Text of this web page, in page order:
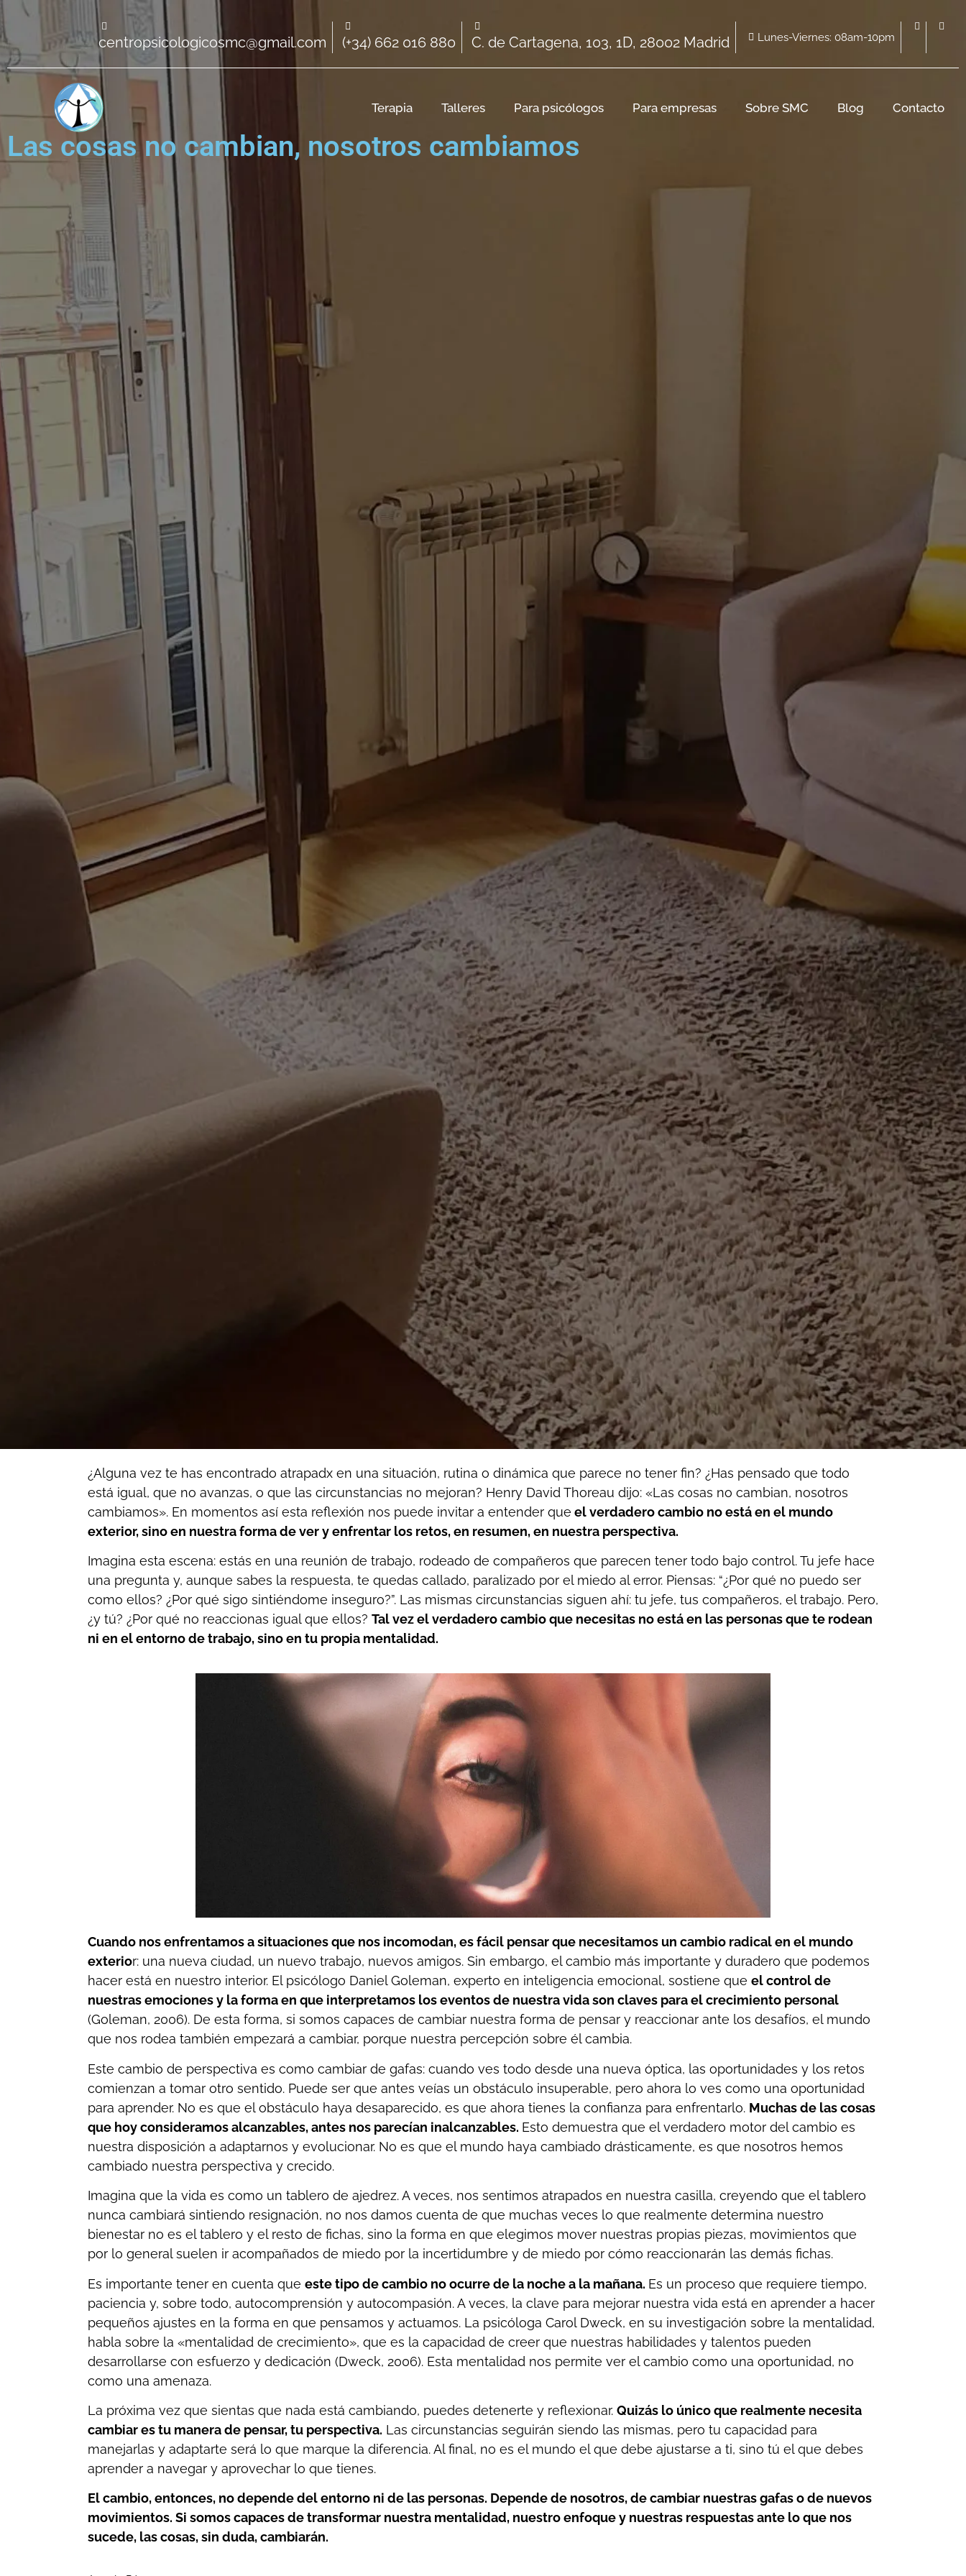
centropsicologicosmc@gmail.com (+34) 662 016 880 C. de Cartagena, 103, 1D, 28002 Madrid Lunes-Viernes: 08am-10pm
Terapia Talleres Para psicólogos Para empresas Sobre SMC Blog Contacto
Las cosas no cambian, nosotros cambiamos
¿Alguna vez te has encontrado atrapadx en una situación, rutina o dinámica que parece no tener fin? ¿Has pensado que todo
está igual, que no avanzas, o que las circunstancias no mejoran? Henry David Thoreau dijo: «Las cosas no cambian, nosotros
cambiamos». En momentos así esta reflexión nos puede invitar a entender que el verdadero cambio no está en el mundo
exterior, sino en nuestra forma de ver y enfrentar los retos, en resumen, en nuestra perspectiva.
Imagina esta escena: estás en una reunión de trabajo, rodeado de compañeros que parecen tener todo bajo control. Tu jefe hace
una pregunta y, aunque sabes la respuesta, te quedas callado, paralizado por el miedo al error. Piensas: “¿Por qué no puedo ser
como ellos? ¿Por qué sigo sintiéndome inseguro?”. Las mismas circunstancias siguen ahí: tu jefe, tus compañeros, el trabajo. Pero,
¿y tú? ¿Por qué no reaccionas igual que ellos? Tal vez el verdadero cambio que necesitas no está en las personas que te rodean
ni en el entorno de trabajo, sino en tu propia mentalidad.
Cuando nos enfrentamos a situaciones que nos incomodan, es fácil pensar que necesitamos un cambio radical en el mundo
exterior: una nueva ciudad, un nuevo trabajo, nuevos amigos. Sin embargo, el cambio más importante y duradero que podemos
hacer está en nuestro interior. El psicólogo Daniel Goleman, experto en inteligencia emocional, sostiene que el control de
nuestras emociones y la forma en que interpretamos los eventos de nuestra vida son claves para el crecimiento personal
(Goleman, 2006). De esta forma, si somos capaces de cambiar nuestra forma de pensar y reaccionar ante los desafíos, el mundo
que nos rodea también empezará a cambiar, porque nuestra percepción sobre él cambia.
Este cambio de perspectiva es como cambiar de gafas: cuando ves todo desde una nueva óptica, las oportunidades y los retos
comienzan a tomar otro sentido. Puede ser que antes veías un obstáculo insuperable, pero ahora lo ves como una oportunidad
para aprender. No es que el obstáculo haya desaparecido, es que ahora tienes la confianza para enfrentarlo. Muchas de las cosas
que hoy consideramos alcanzables, antes nos parecían inalcanzables. Esto demuestra que el verdadero motor del cambio es
nuestra disposición a adaptarnos y evolucionar. No es que el mundo haya cambiado drásticamente, es que nosotros hemos
cambiado nuestra perspectiva y crecido.
Imagina que la vida es como un tablero de ajedrez. A veces, nos sentimos atrapados en nuestra casilla, creyendo que el tablero
nunca cambiará sintiendo resignación, no nos damos cuenta de que muchas veces lo que realmente determina nuestro
bienestar no es el tablero y el resto de fichas, sino la forma en que elegimos mover nuestras propias piezas, movimientos que
por lo general suelen ir acompañados de miedo por la incertidumbre y de miedo por cómo reaccionarán las demás fichas.
Es importante tener en cuenta que este tipo de cambio no ocurre de la noche a la mañana. Es un proceso que requiere tiempo,
paciencia y, sobre todo, autocomprensión y autocompasión. A veces, la clave para mejorar nuestra vida está en aprender a hacer
pequeños ajustes en la forma en que pensamos y actuamos. La psicóloga Carol Dweck, en su investigación sobre la mentalidad,
habla sobre la «mentalidad de crecimiento», que es la capacidad de creer que nuestras habilidades y talentos pueden
desarrollarse con esfuerzo y dedicación (Dweck, 2006). Esta mentalidad nos permite ver el cambio como una oportunidad, no
como una amenaza.
La próxima vez que sientas que nada está cambiando, puedes detenerte y reflexionar. Quizás lo único que realmente necesita
cambiar es tu manera de pensar, tu perspectiva. Las circunstancias seguirán siendo las mismas, pero tu capacidad para
manejarlas y adaptarte será lo que marque la diferencia. Al final, no es el mundo el que debe ajustarse a ti, sino tú el que debes
aprender a navegar y aprovechar lo que tienes.
El cambio, entonces, no depende del entorno ni de las personas. Depende de nosotros, de cambiar nuestras gafas o de nuevos
movimientos. Si somos capaces de transformar nuestra mentalidad, nuestro enfoque y nuestras respuestas ante lo que nos
sucede, las cosas, sin duda, cambiarán.